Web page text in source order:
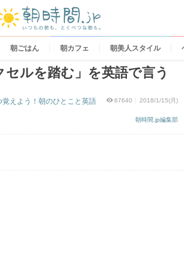
朝ごはん 朝カフェ 朝美人スタイル
セルを踏む」を英語で言う
67640 2018/1/15(月)
朝時間.jp編集部
覚えよう！朝のひとこと英語